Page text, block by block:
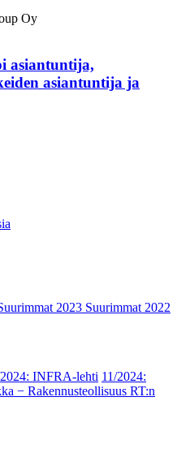
Oy
asiantuntija,
asiantuntija ja
2023 Suurimmat 2022
INFRA-lehti 11/2024:
− Rakennusteollisuus RT:n